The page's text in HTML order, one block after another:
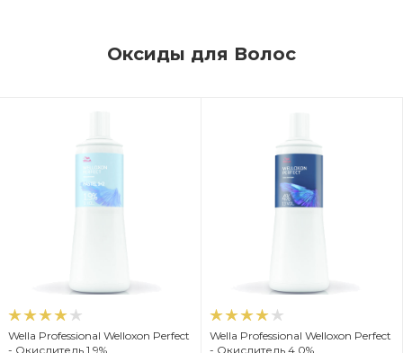
Оксиды для Волос
Wella Professional Welloxon Perfect
- Окислитель 1,9%
Wella Professional Welloxon Perfect
- Окислитель 4,0%